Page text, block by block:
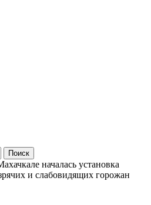
началась установка
и слабовидящих горожан